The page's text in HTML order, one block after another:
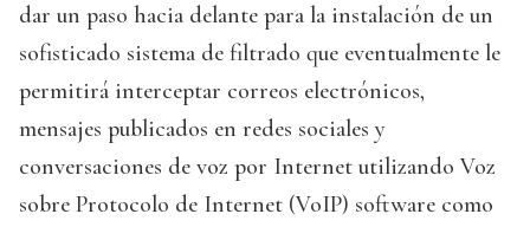
dar un paso hacia delante para la instalación de un
sofisticado sistema de filtrado que eventualmente le
permitirá interceptar correos electrónicos,
mensajes publicados en redes sociales y
conversaciones de voz por Internet utilizando Voz
sobre Protocolo de Internet (VoIP) software como